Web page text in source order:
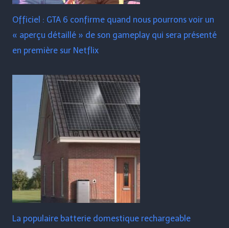
Officiel : GTA 6 confirme quand nous pourrons voir un
« aperçu détaillé » de son gameplay qui sera présenté
en première sur Netflix
La populaire batterie domestique rechargeable